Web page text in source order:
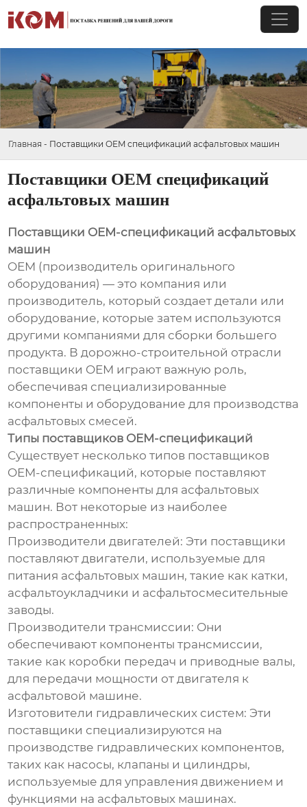
Главная - Поставщики OEM спецификаций асфальтовых машин
Поставщики OEM спецификаций
асфальтовых машин
Поставщики OEM-спецификаций асфальтовых
машин
OEM (производитель оригинального
оборудования) — это компания или
производитель, который создает детали или
оборудование, которые затем используются
другими компаниями для сборки большего
продукта. В дорожно-строительной отрасли
поставщики OEM играют важную роль,
обеспечивая специализированные
компоненты и оборудование для производства
асфальтовых смесей.
Типы поставщиков OEM-спецификаций
Существует несколько типов поставщиков
OEM-спецификаций, которые поставляют
различные компоненты для асфальтовых
машин. Вот некоторые из наиболее
распространенных:
Производители двигателей: Эти поставщики
поставляют двигатели, используемые для
питания асфальтовых машин, такие как катки,
асфальтоукладчики и асфальтосмесительные
заводы.
Производители трансмиссии: Они
обеспечивают компоненты трансмиссии,
такие как коробки передач и приводные валы,
для передачи мощности от двигателя к
асфальтовой машине.
Изготовители гидравлических систем: Эти
поставщики специализируются на
производстве гидравлических компонентов,
таких как насосы, клапаны и цилиндры,
используемые для управления движением и
функциями на асфальтовых машинах.